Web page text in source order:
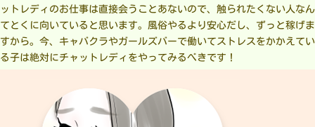
ットレディのお仕事は直接会うことあないので、触られたくない人なん
てとくに向いていると思います。風俗やるより安心だし、ずっと稼げま
すから。今、キャバクラやガールズバーで働いてストレスをかかえてい
る子は絶対にチャットレディをやってみるべきです！